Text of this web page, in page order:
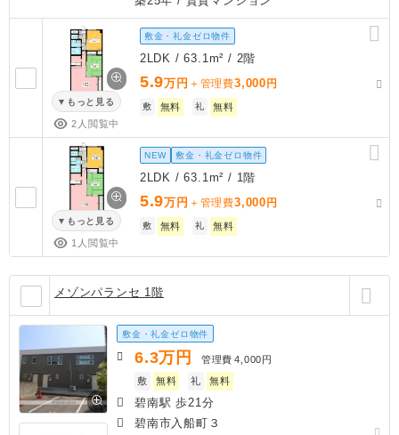
もっと見る
2人閲覧中
敷金・礼金ゼロ物件
2LDK / 63.1m² / 2階
5.9万円 ＋管理費3,000 円
敷 無料 礼 無料
もっと見る
1人閲覧中
NEW 敷金・礼金ゼロ物件
2LDK / 63.1m² / 1階
5.9万円 ＋管理費3,000 円
敷 無料 礼 無料
メゾンパランセ 1階
敷金・礼金ゼロ物件
6.3万円 管理費 4,000円
敷
無料 礼 無料
碧南駅 歩21分
碧南市入船町３